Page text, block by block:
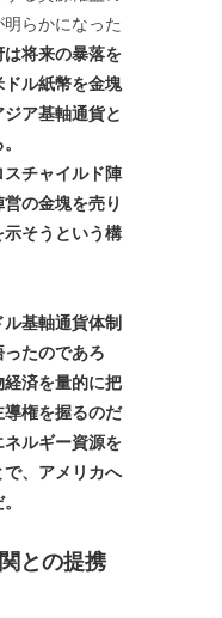
らかになった
は将来の暴落を
ドル紙幣を金塊
ア基軸通貨と
チャイルド陣
の金塊を売り
そうという構
基軸通貨体制
たのであろ
経済を量的に把
権を握るのだ
ルギー資源を
、アメリカへ
との提携